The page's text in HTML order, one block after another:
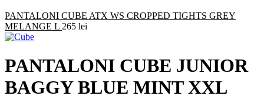
PANTALONI CUBE ATX WS CROPPED TIGHTS GREY
MELANGE L 265 lei
PANTALONI CUBE JUNIOR
BAGGY BLUE MINT XXL